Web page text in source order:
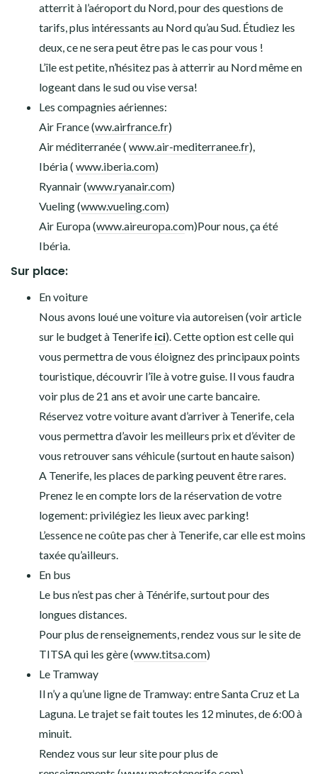
atterrit à l’aéroport du Nord, pour des questions de
tarifs, plus intéressants au Nord qu’au Sud. Étudiez les
deux, ce ne sera peut être pas le cas pour vous !
L’île est petite, n’hésitez pas à atterrir au Nord même en
logeant dans le sud ou vise versa!
Les compagnies aériennes:
Air France (ww.airfrance.fr)
Air méditerranée ( www.air-mediterranee.fr),
Ibéria ( www.iberia.com)
Ryannair (www.ryanair.com)
Vueling (www.vueling.com)
Air Europa (www.aireuropa.com)Pour nous, ça été
Ibéria.
Sur place:
En voiture
Nous avons loué une voiture via autoreisen (voir article
sur le budget à Tenerife ici). Cette option est celle qui
vous permettra de vous éloignez des principaux points
touristique, découvrir l’île à votre guise. Il vous faudra
voir plus de 21 ans et avoir une carte bancaire.
Réservez votre voiture avant d’arriver à Tenerife, cela
vous permettra d’avoir les meilleurs prix et d’éviter de
vous retrouver sans véhicule (surtout en haute saison)
A Tenerife, les places de parking peuvent être rares.
Prenez le en compte lors de la réservation de votre
logement: privilégiez les lieux avec parking!
L’essence ne coûte pas cher à Tenerife, car elle est moins
taxée qu’ailleurs.
En bus
Le bus n’est pas cher à Ténérife, surtout pour des
longues distances.
Pour plus de renseignements, rendez vous sur le site de
TITSA qui les gère (www.titsa.com)
Le Tramway
Il n’y a qu’une ligne de Tramway: entre Santa Cruz et La
Laguna. Le trajet se fait toutes les 12 minutes, de 6:00 à
minuit.
Rendez vous sur leur site pour plus de